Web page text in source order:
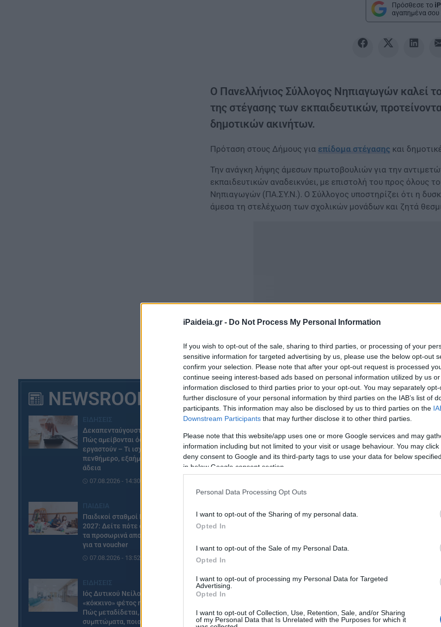
iPaideia.gr - Do Not Process My Personal Information
If you wish to opt-out of the sale, sharing to third parties, or processing of your
sensitive information for targeted advertising by us, please use the below opt-out
confirm your selection. Please note that after your opt-out request is processed
continue seeing interest-based ads based on personal information utilized by us
information disclosed to third parties prior to your opt-out. You may separately
further disclosure of your personal information by third parties on the IAB’s list of
participants. This information may also be disclosed by us to third parties on the
Downstream Participants that may further disclose it to other third parties.
Please note that this website/app uses one or more Google services and may
information including but not limited to your visit or usage behaviour. You may
deny consent to Google and its third-party tags to use your data for below
in below Google consent section.
Personal Data Processing Opt Outs
I want to opt-out of the Sharing of my personal data.
Opted In
I want to opt-out of the Sale of my Personal Data.
Opted In
I want to opt-out of processing my Personal Data for Targeted
Advertising.
Opted In
I want to opt-out of Collection, Use, Retention, Sale, and/or Sharing
of my Personal Data that Is Unrelated with the Purposes for which it
NEWSROOM
Δεκαπενταύγουστος 2026:
Πώς αμείβονται όσοι
εργαστούν – Τι ισχύει για
πενθήμερο, εξαήμερο και
άδεια
07.08.2026 - 14:30
Παιδικοί σταθμοί ΕΣΠΑ 2026 –
2027: Δείτε πότε αναμένονται
τα προσωρινά αποτελέσματα
για τα voucher
07.08.2026 - 13:52
Ιός Δυτικού Νείλου: Στο
«κόκκινο» φέτος η Αττική –
Πώς μεταδίδεται, ποια είναι τα
συμπτώματα, ποια είναι τα
Πρόσθεσε το
αγαπημένα σου
Ο Πανελλήνιος Σύλλογος Νηπιαγωγών καλεί
της στέγασης των εκπαιδευτικών,
δημοτικών ακινήτων.
Πρόταση στους Δήμους για επίδομα στέγασης και
Την ανάγκη λήψης άμεσων πρωτοβουλιών για την
εκπαιδευτικών αναδεικνύει, με επιστολή του προς όλους
Νηπιαγωγών (ΠΑ.ΣΥ.Ν.). Ο Σύλλογος υποστηρίζει ότι η
άμεσα τη στελέχωση των σχολικών μονάδων και ζητά
Ανακαίνιση Κατοικίας: Επιδότηση έως 36.000 ευρώ για
Στην επιστολή, η οποία κοινοποιείται στα υπουργεία
Κοινωνικής Συνοχής και Οικογένειας, επισημαίνεται ότι
ευθύνη της Πολιτείας και των Δήμων, με τη στέγαση των
παράγοντας για την ομαλή έναρξη κάθε σχολικής χρονιάς.
Οι προτάσεις προς την Τοπική Αυτοδιοίκηση
Ο ΠΑ.ΣΥ.Ν. προτείνει στους Δήμους να εξετάσουν τη
που τοποθετούνται στις σχολικές μονάδες της περιοχής
δημοτικών ακινήτων ή κατοικιών, ώστε να διατίθενται
πρόκειται για μέτρα που εφαρμόζονται ήδη σε ορισμένες
και παραμονή εκπαιδευτικών.
Στην επιστολή παρουσιάζονται ενδεικτικά
ή σε διάθεση δημοτικών κατοικιών, ενώ γίνεται αναφορά
τη δημιουργία κατοικιών που θα φιλοξενούν δημόσιους